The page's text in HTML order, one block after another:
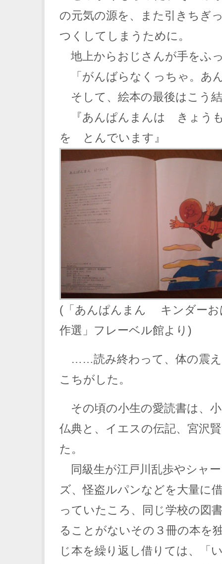
の元気の源を、また引きちぎ
つくしてしまうために。
地上からおじさんが手をふ
「がんばらなくっちゃ。あ
そして、絵本の最後はこう
『あんぱんまんは きょう
を とんでいます』
(「あんぱんまん キンダーお
作選」フレーベル館より)
……読み終わって、体の震え
こちがした。
その頃の小生の愛読書は、
仏典と、イエスの伝記、宮沢
た。
同級生が江戸川乱歩やシャ
ズ、怪盗ルパンなどを大量に
っていたころ、同じ学校の図
ることがないその３冊の本を
じ本を繰り返し借りては、「